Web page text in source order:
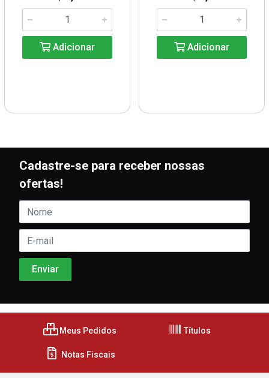
Adicionar Adicionar
Cadastre-se para receber nossas
ofertas!
Meus Pedidos Títulos
Notas Fiscais